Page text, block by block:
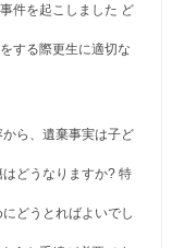
件を起こしました ど
する際更生に適切な
から、遺棄事実は子ど
はどうなりますか? 特
どうとればよいでし